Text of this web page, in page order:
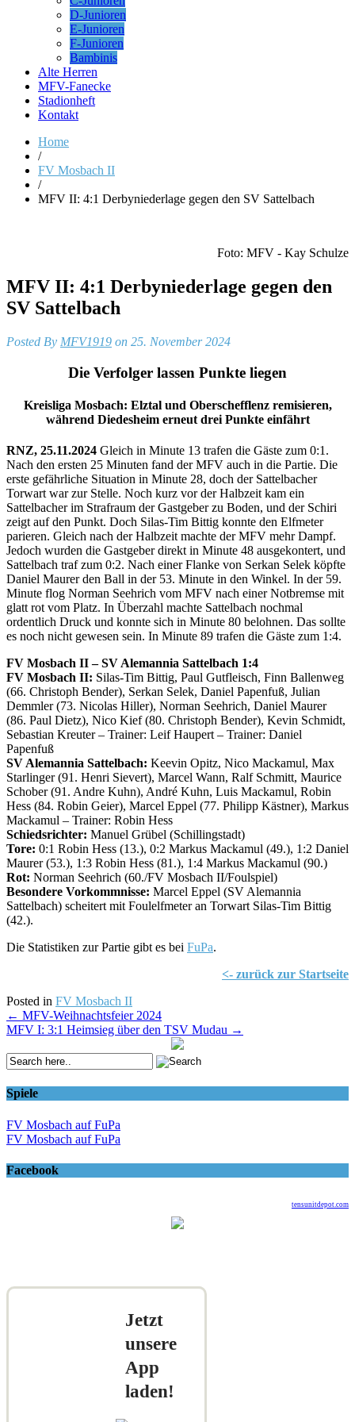
D-Junioren
E-Junioren
F-Junioren
Bambinis
Alte Herren
MFV-Fanecke
Stadionheft
Kontakt
Home
/
FV Mosbach II
/
MFV II: 4:1 Derbyniederlage gegen den SV Sattelbach
Foto: MFV - Kay Schulze
MFV II: 4:1 Derbyniederlage gegen den
SV Sattelbach
Posted By MFV1919 on 25. November 2024
Die Verfolger lassen Punkte liegen
Kreisliga Mosbach: Elztal und Oberschefflenz remisieren,
während Diedesheim erneut drei Punkte einfährt
RNZ, 25.11.2024 Gleich in Minute 13 trafen die Gäste zum 0:1.
Nach den ersten 25 Minuten fand der MFV auch in die Partie. Die
erste gefährliche Situation in Minute 28, doch der Sattelbacher
Torwart war zur Stelle. Noch kurz vor der Halbzeit kam ein
Sattelbacher im Strafraum der Gastgeber zu Boden, und der Schiri
zeigt auf den Punkt. Doch Silas-Tim Bittig konnte den Elfmeter
parieren. Gleich nach der Halbzeit machte der MFV mehr Dampf.
Jedoch wurden die Gastgeber direkt in Minute 48 ausgekontert, und
Sattelbach traf zum 0:2. Nach einer Flanke von Serkan Selek köpfte
Daniel Maurer den Ball in der 53. Minute in den Winkel. In der 59.
Minute flog Norman Seehrich vom MFV nach einer Notbremse mit
glatt rot vom Platz. In Überzahl machte Sattelbach nochmal
ordentlich Druck und konnte sich in Minute 80 belohnen. Das sollte
es noch nicht gewesen sein. In Minute 89 trafen die Gäste zum 1:4.
FV Mosbach II – SV Alemannia Sattelbach 1:4
FV Mosbach II: Silas-Tim Bittig, Paul Gutfleisch, Finn Ballenweg
(66. Christoph Bender), Serkan Selek, Daniel Papenfuß, Julian
Demmler (73. Nicolas Hiller), Norman Seehrich, Daniel Maurer
(86. Paul Dietz), Nico Kief (80. Christoph Bender), Kevin Schmidt,
Sebastian Kreuter – Trainer: Leif Haupert – Trainer: Daniel
Papenfuß
SV Alemannia Sattelbach: Keevin Opitz, Nico Mackamul, Max
Starlinger (91. Henri Sievert), Marcel Wann, Ralf Schmitt, Maurice
Schober (91. Andre Kuhn), André Kuhn, Luis Mackamul, Robin
Hess (84. Robin Geier), Marcel Eppel (77. Philipp Kästner), Markus
Mackamul – Trainer: Robin Hess
Schiedsrichter: Manuel Grübel (Schillingstadt)
Tore: 0:1 Robin Hess (13.), 0:2 Markus Mackamul (49.), 1:2 Daniel
Maurer (53.), 1:3 Robin Hess (81.), 1:4 Markus Mackamul (90.)
Rot: Norman Seehrich (60./FV Mosbach II/Foulspiel)
Besondere Vorkommnisse: Marcel Eppel (SV Alemannia
Sattelbach) scheitert mit Foulelfmeter an Torwart Silas-Tim Bittig
(42.).
Die Statistiken zur Partie gibt es bei FuPa.
<- zurück zur Startseite
Posted in FV Mosbach II
Post
navigation
← MFV-Weihnachtsfeier 2024
MFV I: 3:1 Heimsieg über den TSV Mudau →
Spiele
FV Mosbach auf FuPa
FV Mosbach auf FuPa
Facebook
tensunitdepot.com
Jetzt
unsere
App
laden!